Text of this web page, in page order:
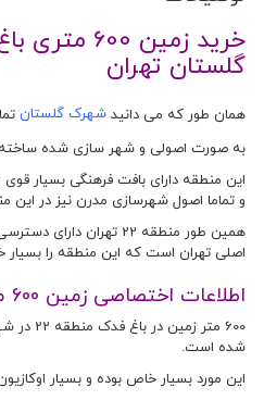
خرید زمین
گلستان تهران
همان طور که می دانیدشهرک گلستان
به صورت اصولی و شهر سازی شده
این منطقه دارای بافت فرهنگی بسیار
و تماما اصول شهرسازی مدرن نیز در این
همین طور منطقه 22 تهران
اصلی تهران است که این منطقه را بسیار
اطلاعات اختصاصی زمین 600 متری در شهرک راه آهن
600 متر
شده است.
این مورد بسیار خاص بوده و بسیار